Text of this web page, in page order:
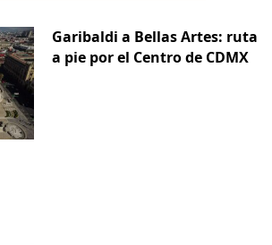
Garibaldi a Bellas Artes: ruta
a pie por el Centro de CDMX